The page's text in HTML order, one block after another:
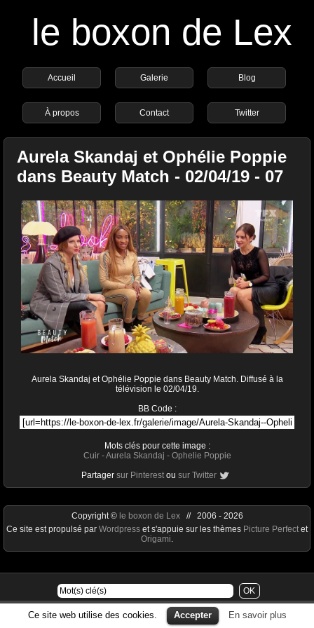
le boxon de Lex
Accueil Galerie Blog
À propos Contact Twitter
Aurela Skandaj et Ophélie Poppie
dans Beauty Match - 02/04/19 - 07
Aurela Skandaj et Ophélie Poppie dans Beauty Match. Diffusé à la
télévision le 02/04/19.
BB Code :
Mots clés pour cette image :
Cuir-Aurela Skandaj - Ophelie Poppie
Partager sur Pinterest ou sur Twitter
Ce site web utilise des cookies. Accepter En savoir plus
Copyright © le boxon de Lex// 2006 - 2026
Ce site est propulsé par Wordpress et s'appuie sur les thèmes Picture Perfect et
Origami.